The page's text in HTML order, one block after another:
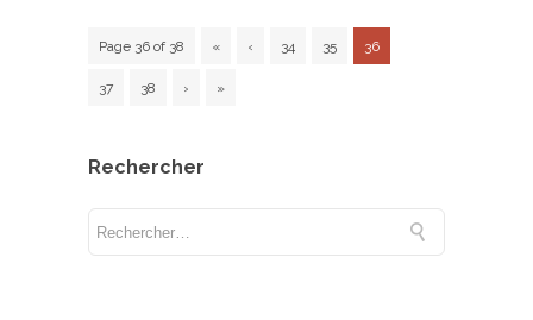
Page 36 of 38 « ‹ 34 35 36
37 38 › »
Rechercher